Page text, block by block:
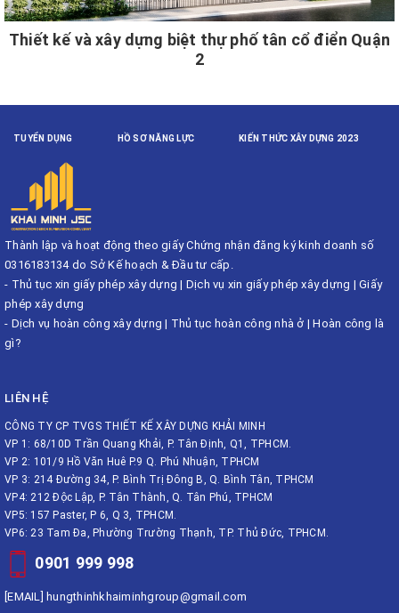
Thiết kế và xây dựng biệt thự phố tân cổ điển Quận
2
TUYỂN DỤNG HỒ SƠ NĂNG LỰC KIẾN THỨC XÂY DỰNG 2023
Thành lập và hoạt động theo giấy Chứng nhận đăng ký kinh doanh số
0316183134 do Sở Kế hoạch & Đầu tư cấp.
- Thủ tục xin giấy phép xây dựng | Dịch vụ xin giấy phép xây dựng | Giấy
phép xây dựng
- Dịch vụ hoàn công xây dựng | Thủ tục hoàn công nhà ở |Hoàn công là
gì?
LIÊN HỆ
CÔNG TY CP TVGS THIẾT KẾ XÂY DỰNG KHẢI MINH
VP 1: 68/10D Trần Quang Khải, P. Tân Định, Q1, TPHCM.
VP 2: 101/9 Hồ Văn Huê P.9 Q. Phú Nhuận, TPHCM
VP 3: 214 Đường 34, P. Bình Trị Đông B, Q. Bình Tân, TPHCM
VP4: 212 Độc Lập, P. Tân Thành, Q. Tân Phú, TPHCM
VP5: 157 Paster, P 6, Q 3, TPHCM.
VP6: 23 Tam Đa, Phường Trường Thạnh, TP. Thủ Đức, TPHCM.
0901 999 998
[EMAIL]
hungthinhkhaiminhgroup@gmail.com